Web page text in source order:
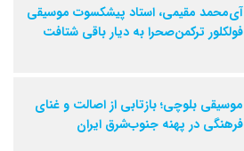
آی‌محمد مقیمی، استاد پیشکسوت موسیقی
فولکلور ترکمن‌صحرا به دیار باقی شتافت
موسیقی بلوچی؛ بازتابی از اصالت و غنای
فرهنگی در پهنه جنوب‌شرق ایران